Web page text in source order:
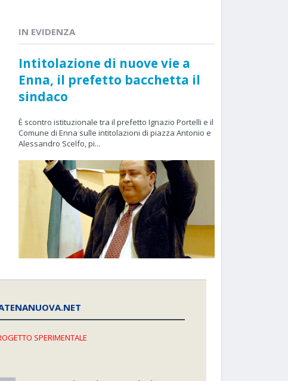
IN EVIDENZA
Intitolazione di nuove vie a
Enna, il prefetto bacchetta il
sindaco
È scontro istituzionale tra il prefetto Ignazio Portelli e il
Comune di Enna sulle intitolazioni di piazza Antonio e
Alessandro Scelfo, pi...
SPERIMENTALE